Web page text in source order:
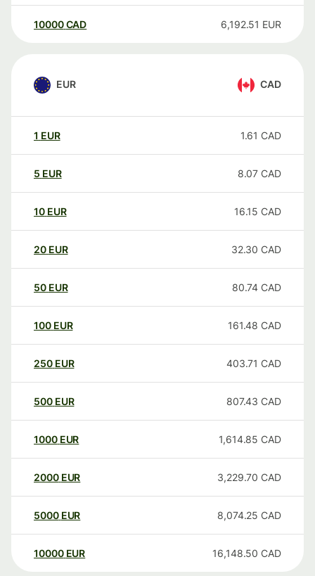
10000 CAD 6,192.51 EUR
EUR CAD
1 EUR 1.61 CAD
5 EUR 8.07 CAD
10 EUR 16.15 CAD
20 EUR 32.30 CAD
50 EUR 80.74 CAD
100 EUR 161.48 CAD
250 EUR 403.71 CAD
500 EUR 807.43 CAD
1000 EUR 1,614.85 CAD
2000 EUR 3,229.70 CAD
5000 EUR 8,074.25 CAD
10000 EUR 16,148.50 CAD